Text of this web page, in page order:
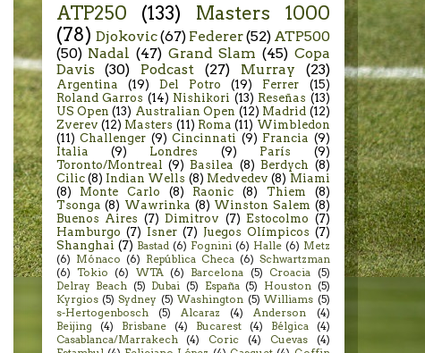
ATP250 (133)
Masters 1000
(78) Djokovic(67) Federer(52) ATP500
(50) Nadal (47) Grand Slam (45) Copa
Davis
(30) Podcast (27) Murray (23)
Argentina (19) Del Potro (19) Ferrer
(15)
Roland Garros (14) Nishikori (13) Reseñas (13)
US Open (13) Australian Open (12) Madrid (12)
Zverev (12) Masters (11) Roma (11) Wimbledon
(11) Challenger (9) Cincinnati (9) Francia (9)
Italia
(9) Londres (9) París
(9)
Toronto/Montreal (9) Basilea (8) Berdych (8)
Cilic (8) Indian Wells (8) Medvedev (8) Miami
(8)
Monte Carlo (8) Raonic (8) Thiem
(8)
Tsonga (8) Wawrinka (8) Winston Salem (8)
Buenos Aires (7) Dimitrov (7) Estocolmo (7)
Hamburgo (7) Isner (7) Juegos Olímpicos (7)
Shanghai (7) Bastad (6) Fognini (6) Halle (6) Metz
(6) Mónaco (6) República Checa (6) Schwartzman
(6) Tokio (6) WTA (6) Barcelona (5) Croacia (5)
Delray Beach (5) Dubai (5) España (5) Houston (5)
Kyrgios (5) Sydney (5) Washington (5) Williams (5)
s-Hertogenbosch
(5) Alcaraz (4) Anderson
(4)
Beijing
(4) Brisbane (4) Bucarest (4) Bélgica
(4)
Casablanca/Marrakech
(4) Coric (4) Cuevas
(4)